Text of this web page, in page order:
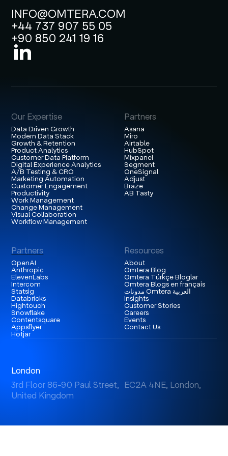
INFO@OMTERA.COM
+44 737 907 55 05
+90 850 241 19 16
Our Expertise
Data Driven Growth
Modern Data Stack
Growth & Retention
Product Analytics
Customer Data Platform
Digital Experience Analytics
A/B Testing & CRO
Marketing Automation
Customer Engagement
Productivity
Work Management
Change Management
Visual Collaboration
Workflow Management
Partners
Asana
Miro
Airtable
HubSpot
Mixpanel
Segment
OneSignal
Adjust
Braze
AB Tasty
Partners
OpenAI
Anthropic
ElevenLabs
Intercom
Statsig
Databricks
Hightouch
Snowflake
Contentsquare
Appsflyer
Hotjar
Resources
About
Omtera Blog
Omtera Türkçe Bloglar
Omtera Blogs en français
مدونات Omtera العربية
Insights
Customer Stories
Careers
Events
Contact Us
London
3rd Floor 86-90 Paul Street, EC2A 4NE, London,
United Kingdom